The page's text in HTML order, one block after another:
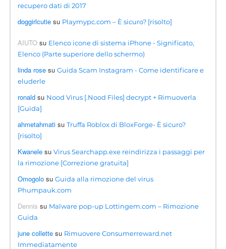
recupero dati di 2017
doggirlcutie su Playmypc.com – È sicuro? [risolto]
AIUTO su Elenco icone di sistema iPhone - Significato,
Elenco (Parte superiore dello schermo)
linda rose suGuida Scam Instagram - Come identificare e
eluderle
ronald su Nood Virus [.Nood Files] decrypt + Rimuoverla
[Guida]
ahmetahmati suTruffa Roblox di BloxForge- È sicuro?
[risolto]
Kwanele suVirus Searchapp.exe reindirizza i passaggi per
la rimozione [Correzione gratuita]
Omogolo suGuida alla rimozione del virus
Phumpauk.com
Dennis su Malware pop-up Lottingem.com – Rimozione
Guida
june collette su Rimuovere Consumerreward.net
Immediatamente